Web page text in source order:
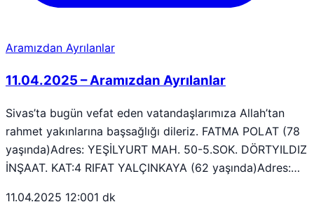
Aramızdan Ayrılanlar
11.04.2025 – Aramızdan Ayrılanlar
Sivas’ta bugün vefat eden vatandaşlarımıza Allah’tan
rahmet yakınlarına başsağlığı dileriz. FATMA POLAT (78
yaşında)Adres: YEŞİLYURT MAH. 50-5.SOK. DÖRTYILDIZ
İNŞAAT. KAT:4 RIFAT YALÇINKAYA (62 yaşında)Adres:…
11.04.2025 12:001 dk